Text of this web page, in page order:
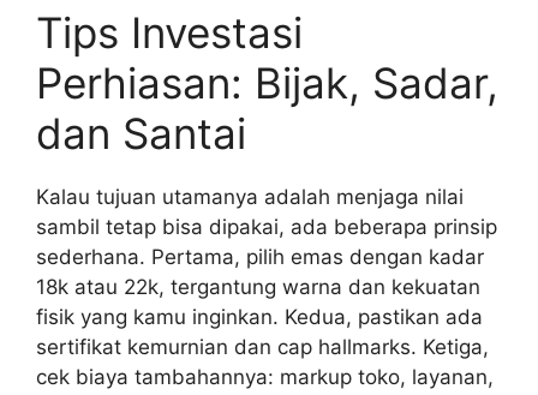
Tips Investasi
Perhiasan: Bijak, Sadar,
dan Santai
Kalau tujuan utamanya adalah menjaga nilai
sambil tetap bisa dipakai, ada beberapa prinsip
sederhana. Pertama, pilih emas dengan kadar
18k atau 22k, tergantung warna dan kekuatan
fisik yang kamu inginkan. Kedua, pastikan ada
sertifikat kemurnian dan cap hallmarks. Ketiga,
cek biaya tambahannya: markup toko, layanan,